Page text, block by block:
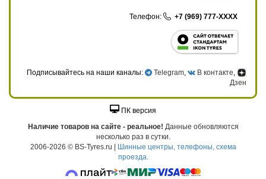
Телефон: +7 (969) 777-XXXX
Подписывайтесь на наши каналы: Telegram , В контакте
Дзен
ПК версия
Наличие товаров на сайте - реальное! Данные обновляются
несколько раз в сутки.
2006-2026 © BS-Tyres.ru | Шинные центры, телефоны, схема
проезда.